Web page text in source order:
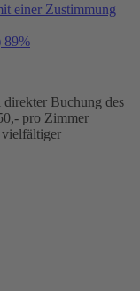
einer Zustimmung
89%
Buchung des
pro Zimmer